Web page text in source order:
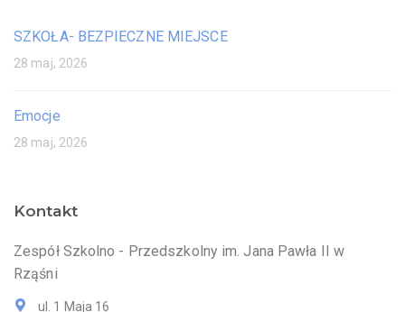
SZKOŁA- BEZPIECZNE MIEJSCE
28 maj, 2026
Emocje
28 maj, 2026
Kontakt
Zespół Szkolno - Przedszkolny im. Jana Pawła II w
Rząśni
ul. 1 Maja 16